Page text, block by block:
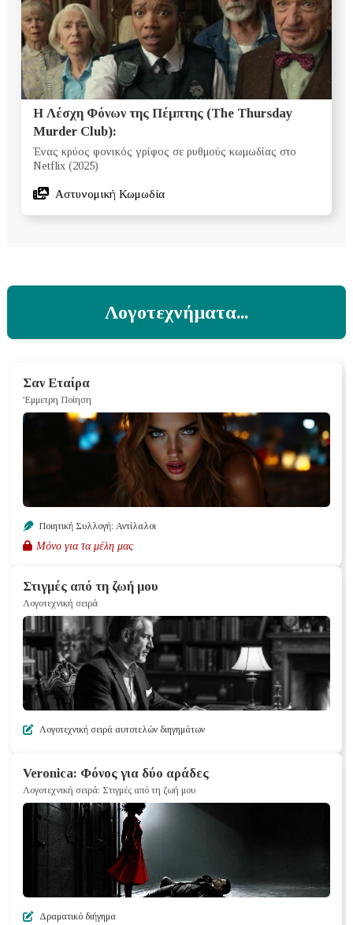
Η Λέσχη Φόνων της Πέμπτης (The Thursday
Murder Club):
Ένας κρύος φονικός γρίφος σε ρυθμούς κωμωδίας στο
Netflix (2025)
Αστυνομική Κωμωδία
Λογοτεχνήματα...
Σαν Εταίρα
'Εμμετρη Ποίηση
Ποιητική Συλλογή: Αντίλαλοι
Μόνο για τα μέλη μας
Στιγμές από τη ζωή μου
Λογοτεχνική σειρά
Λογοτεχνική σειρά αυτοτελών διηγημάτων
Veronica: Φόνος για δύο αράδες
Λογοτεχνική σειρά: Στιγμές από τη ζωή μου
Δραματικό διήγημα